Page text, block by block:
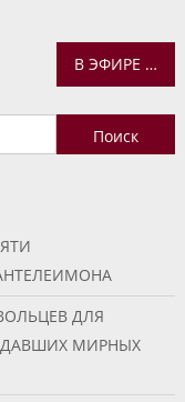
В ЭФИРЕ РАДИО «ВЕРА» В ПРОГРАММЕ «СЕМЕЙНЫЙ ЧАС» ИЕРЕЙ АЛЕКСАНДР САТОМСКИЙ
Найти:
ДЛЯ
МИРНЫХ